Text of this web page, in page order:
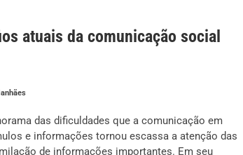
atuais da comunicação social
das dificuldades que a comunicação em
e informações tornou escassa a atenção das
de informações importantes. Em seu